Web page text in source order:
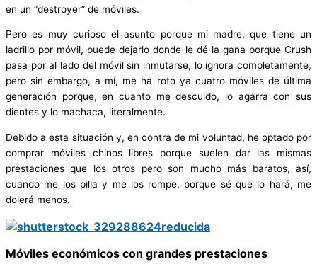
en un “destroyer” de móviles.
Pero es muy curioso el asunto porque mi madre, que tiene un
ladrillo por móvil, puede dejarlo donde le dé la gana porque Crush
pasa por al lado del móvil sin inmutarse, lo ignora completamente,
pero sin embargo, a mí, me ha roto ya cuatro móviles de última
generación porque, en cuanto me descuido, lo agarra con sus
dientes y lo machaca, literalmente.
Debido a esta situación y, en contra de mi voluntad, he optado por
comprar móviles chinos libres porque suelen dar las mismas
prestaciones que los otros pero son mucho más baratos, así,
cuando me los pilla y me los rompe, porque sé que lo hará, me
dolerá menos.
Móviles económicos con grandes prestaciones